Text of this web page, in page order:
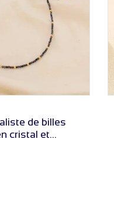
de billes
cristal et...